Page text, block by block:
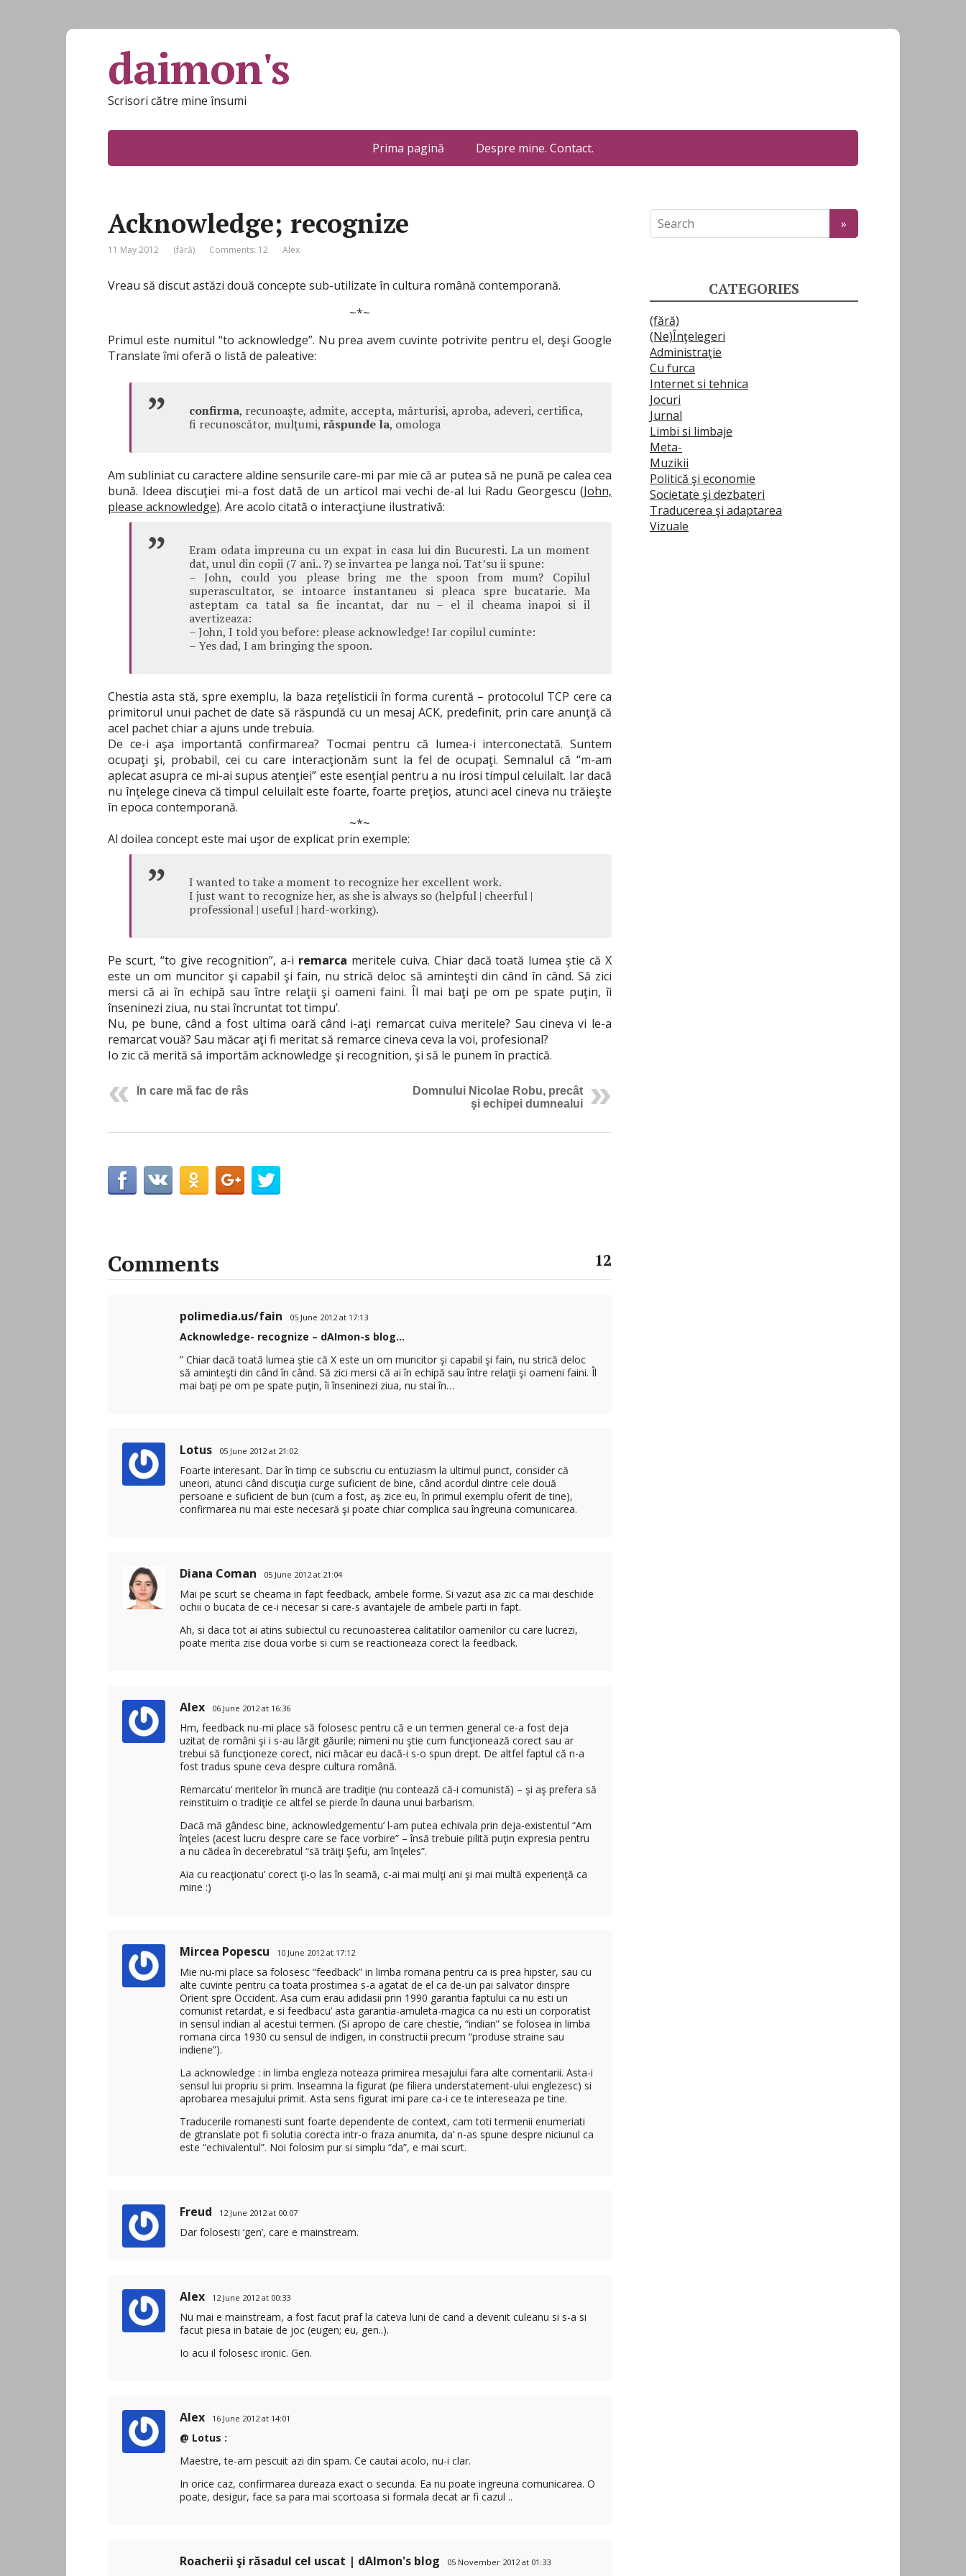
daimon's
Scrisori către mine însumi
Prima pagină Despre mine. Contact.
Acknowledge; recognize
11 May 2012 (fără) Comments: 12 Alex
Vreau să discut astăzi două concepte sub-utilizate în cultura română contemporană.
~*~
Primul este numitul “to acknowledge”. Nu prea avem cuvinte potrivite pentru el, deşi Google
Translate îmi oferă o listă de paleative:
confirma, recunoaşte, admite, accepta, mărturisi, aproba, adeveri, certifica,
fi recunoscător, mulţumi, răspunde la, omologa
Am subliniat cu caractere aldine sensurile care-mi par mie că ar putea să ne pună pe calea cea
bună. Ideea discuţiei mi-a fost dată de un articol mai vechi de-al lui Radu Georgescu (John,
please acknowledge). Are acolo citată o interacţiune ilustrativă:
Eram odata impreuna cu un expat in casa lui din Bucuresti. La un moment
dat, unul din copii (7 ani.. ?) se invartea pe langa noi. Tat’su ii spune:
– John, could you please bring me the spoon from mum? Copilul
superascultator, se intoarce instantaneu si pleaca spre bucatarie. Ma
asteptam ca tatal sa fie incantat, dar nu – el il cheama inapoi si il
avertizeaza:
– John, I told you before: please acknowledge! Iar copilul cuminte:
– Yes dad, I am bringing the spoon.
Chestia asta stă, spre exemplu, la baza reţelisticii în forma curentă – protocolul TCP cere ca
primitorul unui pachet de date să răspundă cu un mesaj ACK, predefinit, prin care anunţă că
acel pachet chiar a ajuns unde trebuia.
De ce-i aşa importantă confirmarea? Tocmai pentru că lumea-i interconectată. Suntem
ocupaţi şi, probabil, cei cu care interacţionăm sunt la fel de ocupaţi. Semnalul că “m-am
aplecat asupra ce mi-ai supus atenţiei” este esenţial pentru a nu irosi timpul celuilalt. Iar dacă
nu înţelege cineva că timpul celuilalt este foarte, foarte preţios, atunci acel cineva nu trăieşte
în epoca contemporană.
~*~
Al doilea concept este mai uşor de explicat prin exemple:
I wanted to take a moment to recognize her excellent work.
I just want to recognize her, as she is always so (helpful | cheerful |
professional | useful | hard-working).
Pe scurt, “to give recognition”, a-i remarca meritele cuiva. Chiar dacă toată lumea ştie că X
este un om muncitor şi capabil şi fain, nu strică deloc să aminteşti din când în când. Să zici
mersi că ai în echipă sau între relaţii şi oameni faini. Îl mai baţi pe om pe spate puţin, îi
înseninezi ziua, nu stai încruntat tot timpu’.
Nu, pe bune, când a fost ultima oară când i-aţi remarcat cuiva meritele? Sau cineva vi le-a
remarcat vouă? Sau măcar aţi fi meritat să remarce cineva ceva la voi, profesional?
Io zic că merită să importăm acknowledge şi recognition, şi să le punem în practică.
În care mă fac de râs
Domnului Nicolae Robu, precât
şi echipei dumnealui
Comments 12
polimedia.us/fain 05 June 2012 at 17:13
Acknowledge- recognize – dAImon-s blog…
” Chiar dacă toată lumea ştie că X este un om muncitor şi capabil şi fain, nu strică deloc
să aminteşti din când în când. Să zici mersi că ai în echipă sau între relaţii şi oameni faini. Îl
mai baţi pe om pe spate puţin, îi înseninezi ziua, nu stai în…
Lotus 05 June 2012 at 21:02
Foarte interesant. Dar în timp ce subscriu cu entuziasm la ultimul punct, consider că
uneori, atunci când discuţia curge suficient de bine, când acordul dintre cele două
persoane e suficient de bun (cum a fost, aş zice eu, în primul exemplu oferit de tine),
confirmarea nu mai este necesară şi poate chiar complica sau îngreuna comunicarea.
Diana Coman 05 June 2012 at 21:04
Mai pe scurt se cheama in fapt feedback, ambele forme. Si vazut asa zic ca mai deschide
ochii o bucata de ce-i necesar si care-s avantajele de ambele parti in fapt.
Ah, si daca tot ai atins subiectul cu recunoasterea calitatilor oamenilor cu care lucrezi,
poate merita zise doua vorbe si cum se reactioneaza corect la feedback.
Alex 06 June 2012 at 16:36
Hm, feedback nu-mi place să folosesc pentru că e un termen general ce-a fost deja
uzitat de români şi i s-au lărgit găurile; nimeni nu ştie cum funcţionează corect sau ar
trebui să funcţioneze corect, nici măcar eu dacă-i s-o spun drept. De altfel faptul că n-a
fost tradus spune ceva despre cultura română.
Remarcatu’ meritelor în muncă are tradiţie (nu contează că-i comunistă) – şi aş prefera să
reinstituim o tradiţie ce altfel se pierde în dauna unui barbarism.
Dacă mă gândesc bine, acknowledgementu’ l-am putea echivala prin deja-existentul “Am
înţeles (acest lucru despre care se face vorbire” – însă trebuie pilită puţin expresia pentru
a nu cădea în decerebratul “să trăiţi Şefu, am înţeles”.
Aia cu reacţionatu’ corect ţi-o las în seamă, c-ai mai mulţi ani şi mai multă experienţă ca
mine :)
Mircea Popescu 10 June 2012 at 17:12
Mie nu-mi place sa folosesc “feedback” in limba romana pentru ca is prea hipster, sau cu
alte cuvinte pentru ca toata prostimea s-a agatat de el ca de-un pai salvator dinspre
Orient spre Occident. Asa cum erau adidasii prin 1990 garantia faptului ca nu esti un
comunist retardat, e si feedbacu’ asta garantia-amuleta-magica ca nu esti un corporatist
in sensul indian al acestui termen. (Si apropo de care chestie, “indian” se folosea in limba
romana circa 1930 cu sensul de indigen, in constructii precum “produse straine sau
indiene”).
La acknowledge : in limba engleza noteaza primirea mesajului fara alte comentarii. Asta-i
sensul lui propriu si prim. Inseamna la figurat (pe filiera understatement-ului englezesc) si
aprobarea mesajului primit. Asta sens figurat imi pare ca-i ce te intereseaza pe tine.
Traducerile romanesti sunt foarte dependente de context, cam toti termenii enumeriati
de gtranslate pot fi solutia corecta intr-o fraza anumita, da’ n-as spune despre niciunul ca
este “echivalentul”. Noi folosim pur si simplu “da”, e mai scurt.
Freud 12 June 2012 at 00:07
Dar folosesti ‘gen’, care e mainstream.
Alex 12 June 2012 at 00:33
Nu mai e mainstream, a fost facut praf la cateva luni de cand a devenit culeanu si s-a si
facut piesa in bataie de joc (eugen; eu, gen..).
Io acu il folosesc ironic. Gen.
Alex 16 June 2012 at 14:01
@ Lotus :
Maestre, te-am pescuit azi din spam. Ce cautai acolo, nu-i clar.
In orice caz, confirmarea dureaza exact o secunda. Ea nu poate ingreuna comunicarea. O
poate, desigur, face sa para mai scortoasa si formala decat ar fi cazul ..
Roacherii şi răsadul cel uscat | dAImon's blog 05 November 2012 at 01:33
CATEGORIES
(fără)
(Ne)Înţelegeri
Administraţie
Cu furca
Internet si tehnica
Jocuri
Jurnal
Limbi si limbaje
Meta-
Muzikii
Politică şi economie
Societate şi dezbateri
Traducerea şi adaptarea
Vizuale